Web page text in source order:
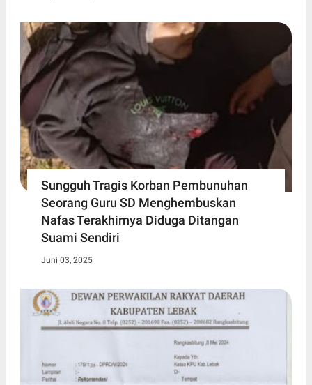
Sungguh Tragis Korban Pembunuhan
Seorang Guru SD Menghembuskan
Nafas Terakhirnya Diduga Ditangan
Suami Sendiri
Juni 03, 2025